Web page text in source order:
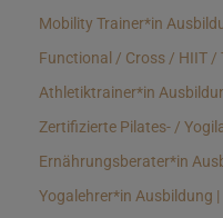
Mobility Trainer*in
Functional / Cross / HIIT /
Athletiktrainer*in
Zertifizierte Pilates- /
Ernährungsberater*in
Yogalehrer*in Ausbildung